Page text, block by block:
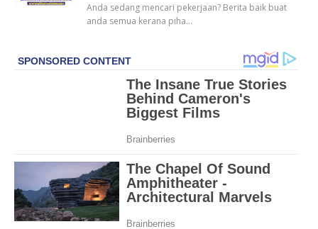
Anda sedang mencari pekerjaan? Berita baik buat
anda semua kerana piha…